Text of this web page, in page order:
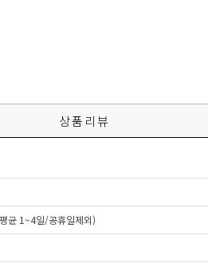
상품리뷰
균 1~4일/공휴일제외)